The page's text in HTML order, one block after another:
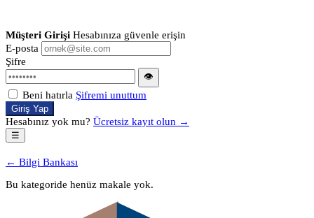
Müşteri Girişi Hesabınıza güvenle erişin
E-posta
Şifre
👁
Beni hatırla Şifremi unuttum
Giriş Yap
Hesabınız yok mu? Ücretsiz kayıt olun →
☰
← Bilgi Bankası
Bu kategoride henüz makale yok.